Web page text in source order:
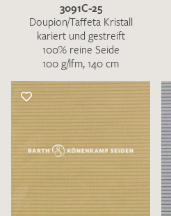
3091C-25
Doupion/Taffeta Kristall
kariert und gestreift
100% reine Seide
100 g/lfm, 140 cm